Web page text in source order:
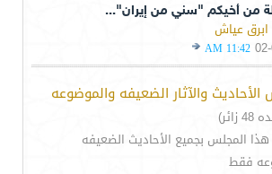
من أخيكم "سني من إيران"...
ابرق عياش
11:42 AM
والآثار الضعيفه والموضوعه
المجلس بجميع الأحاديث الضعيفه
فقط